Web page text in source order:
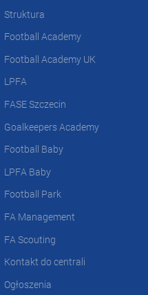
Struktura
Football Academy
Football Academy UK
LPFA
FASE Szczecin
Goalkeepers Academy
Football Baby
LPFA Baby
Football Park
FA Management
FA Scouting
Kontakt do centrali
Ogłoszenia